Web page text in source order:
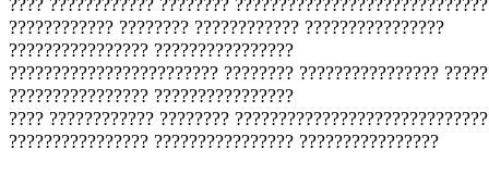
???????????? ???????? ???????????? ????????????????
???????????????? ????????????????
???????????????????????? ???????? ????????????????
???????????????? ????????????????
???? ???????????? ????????
???????????????? ???????????????? ????????????????